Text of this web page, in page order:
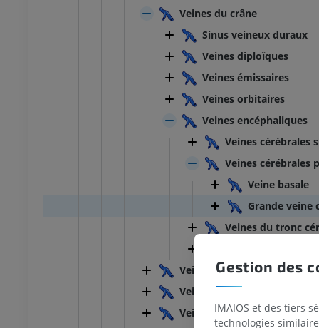
Veines du crâne
Sinus veineux duraux
Veines diploïques
Veines émissaires
Veines orbitaires
Veines encéphaliques
Veines cérébrales
Veines cérébrales
Veine basale
Grande veine
Veines du tronc
Veines de la colonne
Veine subclavière
Veine cave inférieure
Gestion des
IMAIOS et des tiers
technologies